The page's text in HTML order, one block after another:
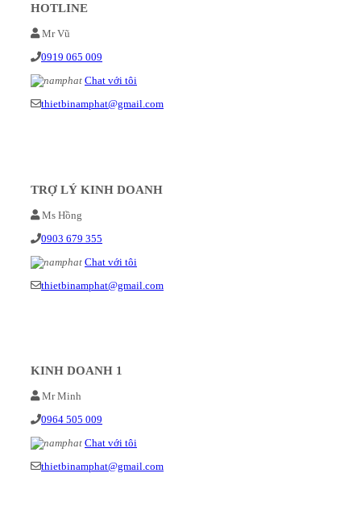
HOTLINE
Mr Vũ
0919 065 009
Chat với tôi
thietbinamphat@gmail.com
TRỢ LÝ KINH DOANH
Ms Hồng
0903 679 355
Chat với tôi
thietbinamphat@gmail.com
KINH DOANH 1
Mr Minh
0964 505 009
Chat với tôi
thietbinamphat@gmail.com